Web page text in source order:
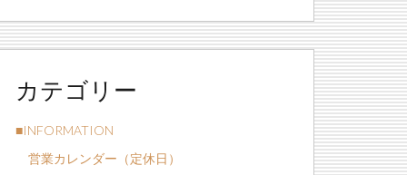
カテゴリー
■INFORMATION
営業カレンダー（定休日）